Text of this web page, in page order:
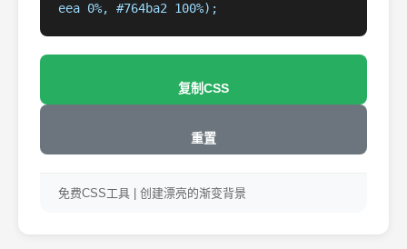
eea 0%, #764ba2 100%);
复制CSS
重置
免费CSS工具 | 创建漂亮的渐变背景